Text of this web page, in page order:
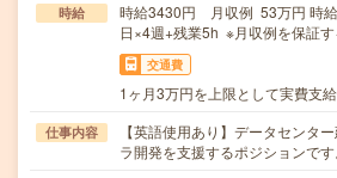
時給
時給3430円 月収例 53万円 時
日×4週+残業5h ※月収例を保証す
交通費
1ヶ月3万円を上限として実費支給
仕事内容
【英語使用あり】データセンタ
ラ開発を支援するポジションで